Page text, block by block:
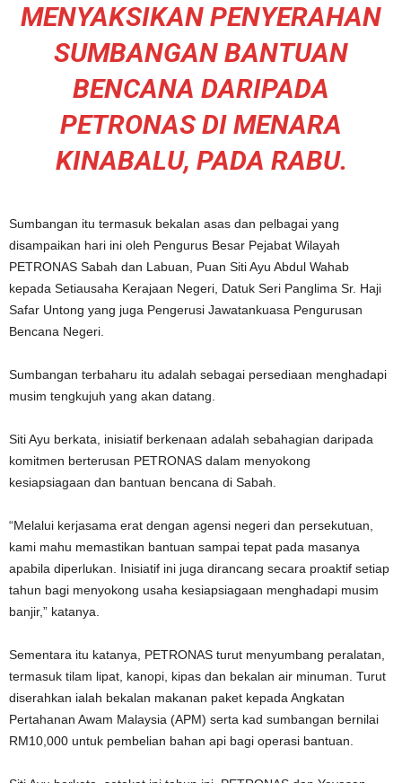
MENYAKSIKAN PENYERAHAN
SUMBANGAN BANTUAN
BENCANA DARIPADA
PETRONAS DI MENARA
KINABALU, PADA RABU.
Sumbangan itu termasuk bekalan asas dan pelbagai yang
disampaikan hari ini oleh Pengurus Besar Pejabat Wilayah
PETRONAS Sabah dan Labuan, Puan Siti Ayu Abdul Wahab
kepada Setiausaha Kerajaan Negeri, Datuk Seri Panglima Sr. Haji
Safar Untong yang juga Pengerusi Jawatankuasa Pengurusan
Bencana Negeri.
Sumbangan terbaharu itu adalah sebagai persediaan menghadapi
musim tengkujuh yang akan datang.
Siti Ayu berkata, inisiatif berkenaan adalah sebahagian daripada
komitmen berterusan PETRONAS dalam menyokong
kesiapsiagaan dan bantuan bencana di Sabah.
“Melalui kerjasama erat dengan agensi negeri dan persekutuan,
kami mahu memastikan bantuan sampai tepat pada masanya
apabila diperlukan. Inisiatif ini juga dirancang secara proaktif setiap
tahun bagi menyokong usaha kesiapsiagaan menghadapi musim
banjir,” katanya.
Sementara itu katanya, PETRONAS turut menyumbang peralatan,
termasuk tilam lipat, kanopi, kipas dan bekalan air minuman. Turut
diserahkan ialah bekalan makanan paket kepada Angkatan
Pertahanan Awam Malaysia (APM) serta kad sumbangan bernilai
RM10,000 untuk pembelian bahan api bagi operasi bantuan.